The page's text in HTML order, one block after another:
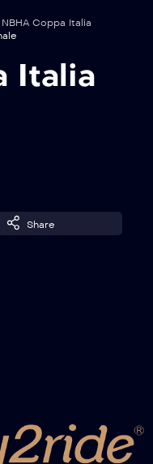
after show
NBHA Coppa Italia
Italia
Share